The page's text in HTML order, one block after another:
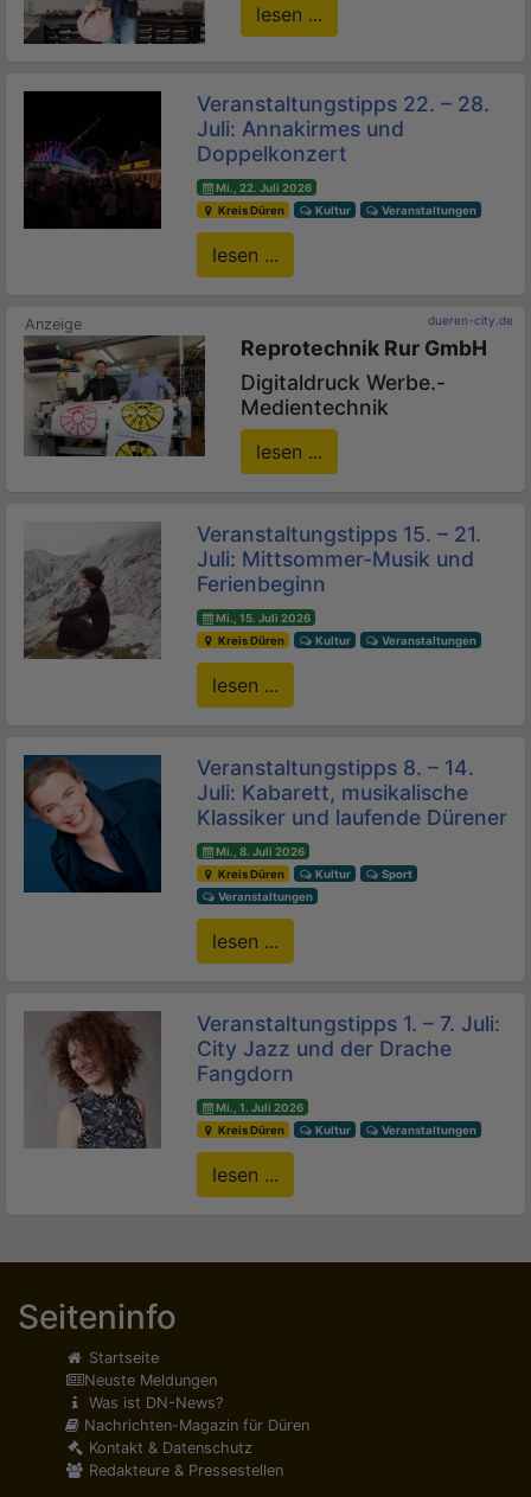
lesen ...
Veranstaltungstipps 22. – 28.
Juli: Annakirmes und
Doppelkonzert
Mi., 22. Juli 2026
Kreis Düren
Kultur Veranstaltungen
lesen ...
dueren-city.de
Reprotechnik Rur GmbH
Digitaldruck Werbe.-
Medientechnik
lesen ...
Veranstaltungstipps 15. – 21.
Juli: Mittsommer-Musik und
Ferienbeginn
Mi., 15. Juli 2026
Kreis Düren
Kultur Veranstaltungen
lesen ...
Veranstaltungstipps 8. – 14.
Juli: Kabarett, musikalische
Klassiker und laufende Dürener
Mi., 8. Juli 2026
Kreis Düren
Kultur
Sport
Veranstaltungen
lesen ...
Veranstaltungstipps 1. – 7. Juli:
City Jazz und der Drache
Fangdorn
Mi., 1. Juli 2026
Kreis Düren
Kultur Veranstaltungen
lesen ...
Seiteninfo
Startseite
Neuste Meldungen
Was ist DN-News?
Nachrichten-Magazin für Düren
Kontakt & Datenschutz
Redakteure & Pressestellen